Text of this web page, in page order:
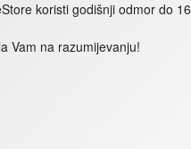
koristi godišnji odmor do
Vam na razumijevanju!